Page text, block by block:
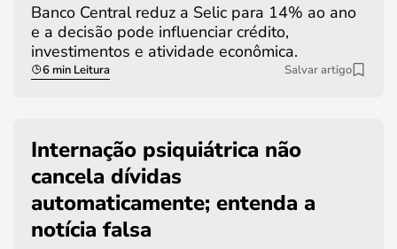
Banco Central reduz a Selic para 14% ao ano
e a decisão pode influenciar crédito,
investimentos e atividade econômica.
6 min Leitura Salvar artigo
Internação psiquiátrica não
cancela dívidas
automaticamente; entenda a
notícia falsa